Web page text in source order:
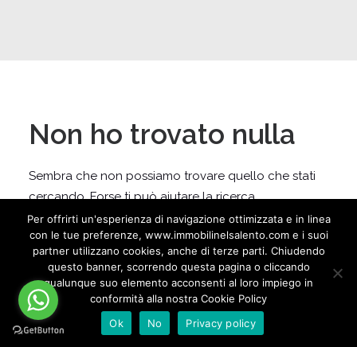
Non ho trovato nulla
Sembra che non possiamo trovare quello che stati
cercando. Forse ti può aiutare la ricerca.
Per offrirti un'esperienza di navigazione ottimizzata e in linea
con le tue preferenze, www.immobilinelsalento.com e i suoi
partner utilizzano cookies, anche di terze parti. Chiudendo
questo banner, scorrendo questa pagina o cliccando
qualunque suo elemento acconsenti al loro impiego in
conformità alla nostra Cookie Policy
Ok
No Privacy policy